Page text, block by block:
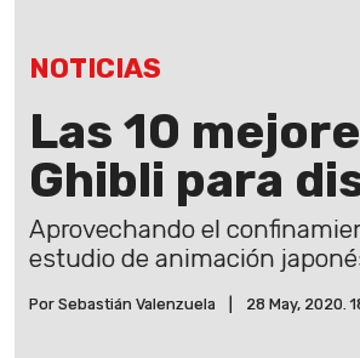
NOTICIAS
Las 10
Ghibli para
Aprovechando el
estudio de animación
Por Sebastián Valenzuela 28 May, 2020.